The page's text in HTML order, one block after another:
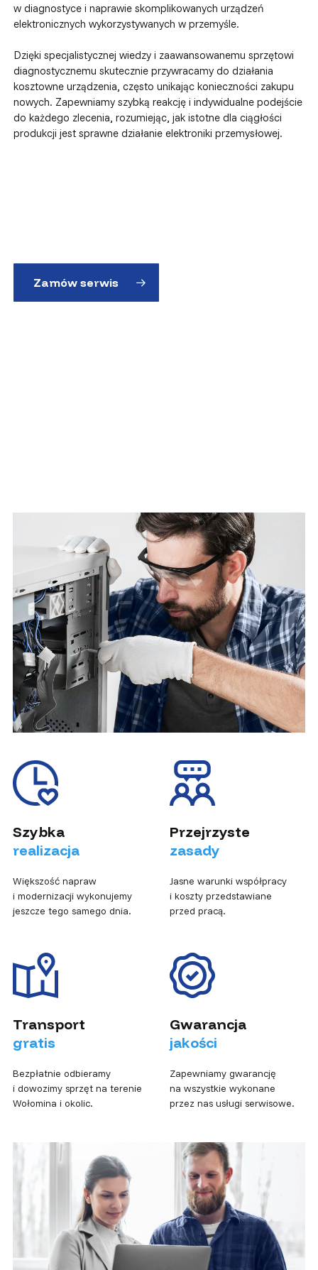
w diagnostyce i naprawie skomplikowanych urządzeń
elektronicznych wykorzystywanych w przemyśle.
Dzięki specjalistycznej wiedzy i zaawansowanemu sprzętowi
diagnostycznemu skutecznie przywracamy do działania
kosztowne urządzenia, często unikając konieczności zakupu
nowych. Zapewniamy szybką reakcję i indywidualne podejście
do każdego zlecenia, rozumiejąc, jak istotne dla ciągłości
produkcji jest sprawne działanie elektroniki przemysłowej.
Zamów serwis
Szybka
realizacja
Większość napraw
i modernizacji wykonujemy
jeszcze tego samego dnia.
Przejrzyste
zasady
Jasne warunki współpracy
i koszty przedstawiane
przed pracą.
Transport
gratis
Bezpłatnie odbieramy
i dowozimy sprzęt na terenie
Wołomina i okolic.
Gwarancja
jakości
Zapewniamy gwarancję
na wszystkie wykonane
przez nas usługi serwisowe.